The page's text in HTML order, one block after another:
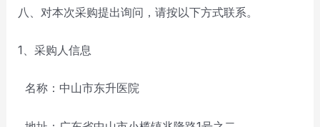
八、对本次采购提出询问，请按以下方式联系。
1、采购人信息
名称：中山市东升医院